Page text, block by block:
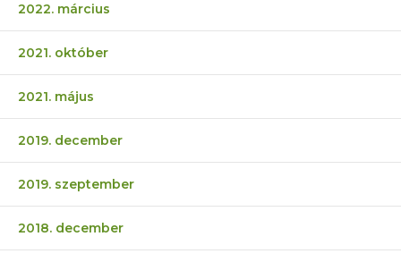
2022. március
2021. október
2021. május
2019. december
2019. szeptember
2018. december